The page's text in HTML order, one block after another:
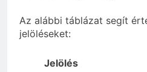
Az alábbi táblázat segít
jelöléseket:
Jelölés